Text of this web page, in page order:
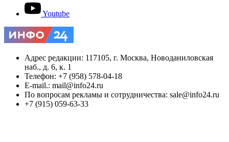
Youtube
Адрес редакции: 117105, г. Москва, Новоданиловская
наб., д. 6, к. 1
Телефон: +7 (958) 578-04-18
E-mail.: mail@info24.ru
По вопросам рекламы и сотрудничества: sale@info24.ru
+7 (915) 059-63-33